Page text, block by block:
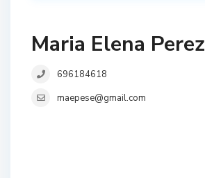
Maria Elena Perez
696184618
maepese@gmail.com